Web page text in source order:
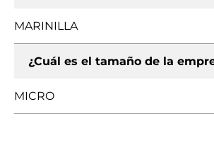
MARINILLA
¿Cuál es el tamaño de la
MICRO